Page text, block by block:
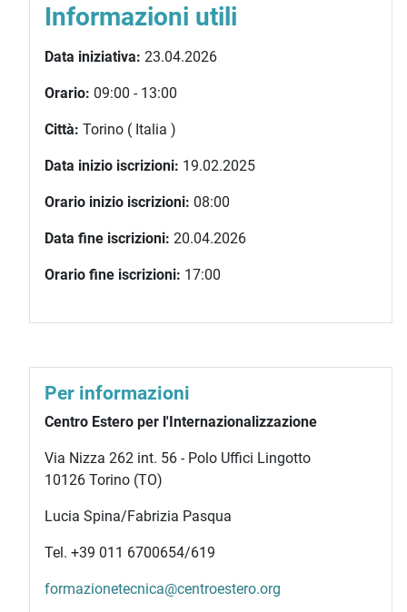
Informazioni utili
Data iniziativa: 23.04.2026
Orario: 09:00 - 13:00
Città: Torino ( Italia )
Data inizio iscrizioni: 19.02.2025
Orario inizio iscrizioni: 08:00
Data fine iscrizioni: 20.04.2026
Orario fine iscrizioni: 17:00
Per informazioni
Centro Estero per l'Internazionalizzazione
Via Nizza 262 int. 56 - Polo Uffici Lingotto
10126 Torino (TO)
Lucia Spina/Fabrizia Pasqua
Tel. +39 011 6700654/619
formazionetecnica@centroestero.org